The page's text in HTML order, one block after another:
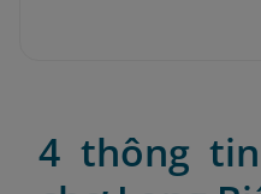
4 thông